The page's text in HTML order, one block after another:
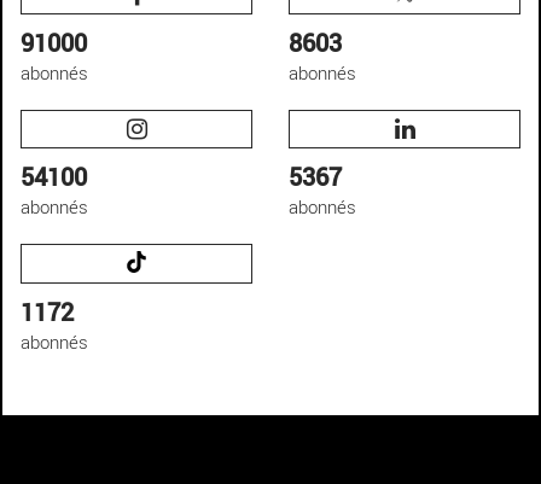
91000
abonnés
8603
abonnés
54100
abonnés
5367
abonnés
1172
abonnés